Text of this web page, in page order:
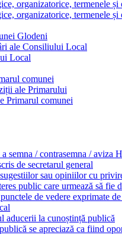
organizatorice, termenele
organizatorice, termenele
Glodeni
ale Consiliului Local
Local
comunei
ale Primarului
Primarul comunei
semna / contrasemna /
de secretarul general
sau opiniilor cu
public care urmează să fie
de vedere exprimate
aducerii la cunoștință publică
se apreciază ca fiind